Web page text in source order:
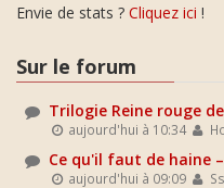
Envie de stats ? Cliquez ici !
Sur le forum
Trilogie Reine rouge
aujourd'hui à 10:34
Ce qu'il faut de haine
aujourd'hui à 09:09